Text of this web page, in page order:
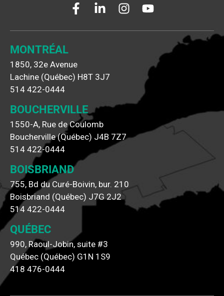
MONTRÉAL
1850, 32e Avenue
Lachine (Québec) H8T 3J7
514 422-0444
BOUCHERVILLE
1550-A, Rue de Coulomb
Boucherville (Québec) J4B 7Z7
514 422-0444
BOISBRIAND
755, Bd du Curé-Boivin, bur. 210
Boisbriand (Québec) J7G 2J2
514 422-0444
QUÉBEC
990, Raoul-Jobin, suite #3
Québec (Québec) G1N 1S9
418 476-0444